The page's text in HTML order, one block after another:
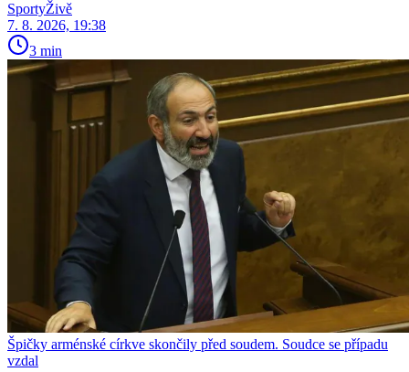
SportyŽivě
7. 8. 2026, 19:38
3 min
Špičky arménské církve skončily před soudem. Soudce se případu
vzdal